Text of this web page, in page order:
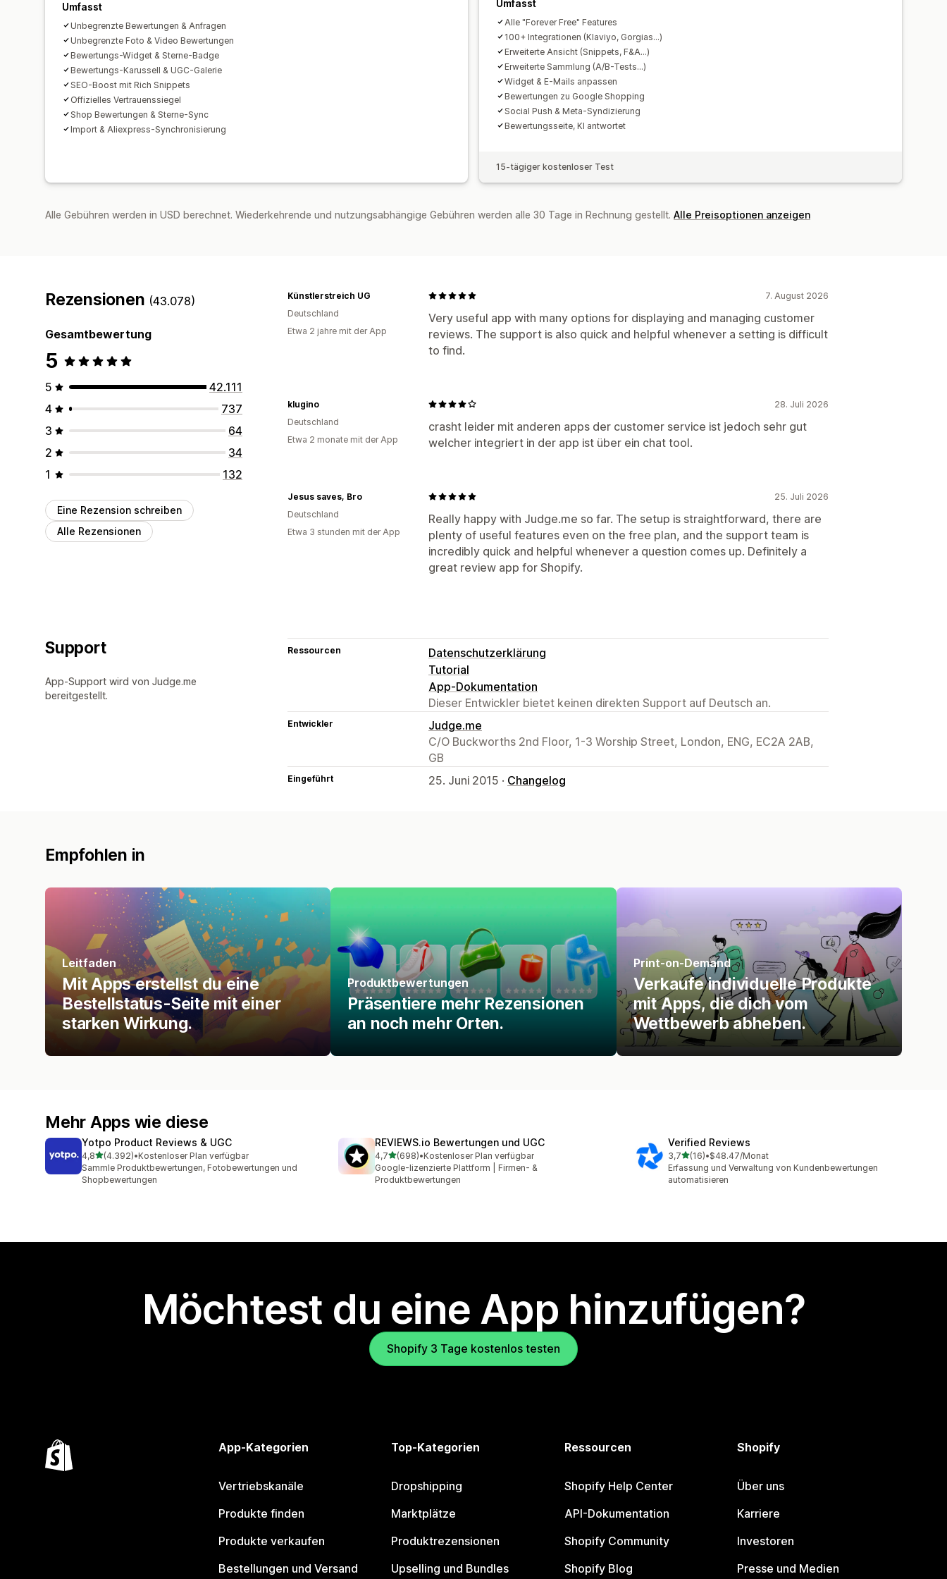
Umfasst
Unbegrenzte Bewertungen & Anfragen
Unbegrenzte Foto & Video Bewertungen
Bewertungs-Widget & Sterne-Badge
Bewertungs-Karussell & UGC-Galerie
SEO-Boost mit Rich Snippets
Offizielles Vertrauenssiegel
Shop Bewertungen & Sterne-Sync
Import & Aliexpress-Synchronisierung
Umfasst
Alle "Forever Free" Features
100+ Integrationen (Klaviyo, Gorgias...)
Erweiterte Ansicht (Snippets, F&A…)
Erweiterte Sammlung (A/B-Tests…)
Widget & E-Mails anpassen
Bewertungen zu Google Shopping
Social Push & Meta-Syndizierung
Bewertungsseite, KI antwortet
15-tägiger kostenloser Test
Alle Gebühren werden in USD berechnet. Wiederkehrende und nutzungsabhängige Gebühren werden alle 30 Tage in Rechnung gestellt. Alle Preisoptionen anzeigen
Rezensionen (43.078)
Gesamtbewertung
5
5
42.111
4
737
3
64
2
34
1
132
Eine Rezension schreiben
Alle Rezensionen
7. August 2026
Very useful app with many options for displaying and managing customer
reviews. The support is also quick and helpful whenever a setting is difficult
to find.
Künstlerstreich UG
Deutschland
Etwa 2 jahre mit der App
28. Juli 2026
crasht leider mit anderen apps der customer service ist jedoch sehr gut
welcher integriert in der app ist über ein chat tool.
klugino
Deutschland
Etwa 2 monate mit der App
25. Juli 2026
Really happy with Judge.me so far. The setup is straightforward, there are
plenty of useful features even on the free plan, and the support team is
incredibly quick and helpful whenever a question comes up. Definitely a
great review app for Shopify.
Jesus saves, Bro
Deutschland
Etwa 3 stunden mit der App
Support
App-Support wird von Judge.me
bereitgestellt.
Ressourcen
Datenschutzerklärung
Tutorial
App-Dokumentation
Dieser Entwickler bietet keinen direkten Support auf Deutsch an.
Entwickler
Judge.me
C/O Buckworths 2nd Floor, 1-3 Worship Street, London, ENG, EC2A 2AB,
GB
Eingeführt 25. Juni 2015 · Changelog
Empfohlen in
Leitfaden
Mit Apps erstellst du eine
Bestellstatus-Seite mit einer
starken Wirkung.
Produktbewertungen
Präsentiere mehr Rezensionen
an noch mehr Orten.
Print-on-Demand
Verkaufe individuelle Produkte
mit Apps, die dich vom
Wettbewerb abheben.
Mehr Apps wie diese
Yotpo Product Reviews & UGC
4,8von 5 Sternen
(4.392)
4392 Rezensionen insgesamt
•Kostenloser Plan verfügbar
Sammle Produktbewertungen, Fotobewertungen und
Shopbewertungen
REVIEWS.io Bewertungen und UGC
4,7von 5 Sternen
(698)
698 Rezensionen insgesamt
•Kostenloser Plan verfügbar
Google-lizenzierte Plattform | Firmen- &
Produktbewertungen
Verified Reviews
3,7von 5 Sternen
(16)
16 Rezensionen insgesamt
•$48.47/Monat
Erfassung und Verwaltung von Kundenbewertungen
automatisieren
Möchtest du eine App hinzufügen?
Shopify 3 Tage kostenlos testen
App-Kategorien
Vertriebskanäle
Produkte finden
Produkte verkaufen
Bestellungen und Versand
Top-Kategorien
Dropshipping
Marktplätze
Produktrezensionen
Upselling und Bundles
Ressourcen
Shopify Help Center
API-Dokumentation
Shopify Community
Shopify Blog
Shopify
Über uns
Karriere
Investoren
Presse und Medien